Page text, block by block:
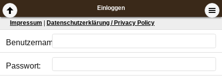
Einloggen
Impressum Datenschutzerklärung / Privacy Policy
Benutzername:
Passwort: